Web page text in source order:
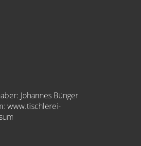
Johannes Bünger
www.tischlerei-